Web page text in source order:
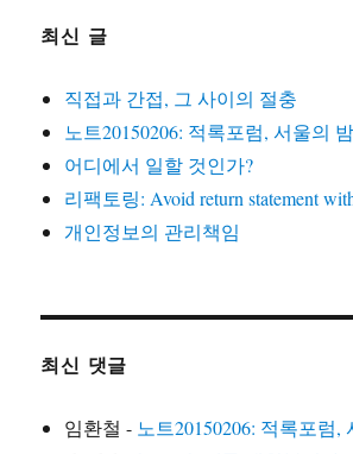
최신 글
직접과 간접, 그 사이의 절충
노트20150206: 적록포럼, 서울의
어디에서 일할 것인가?
리팩토링: Avoid return statement
개인정보의 관리책임
최신 댓글
임환철 - 노트20150206: 적록포럼,